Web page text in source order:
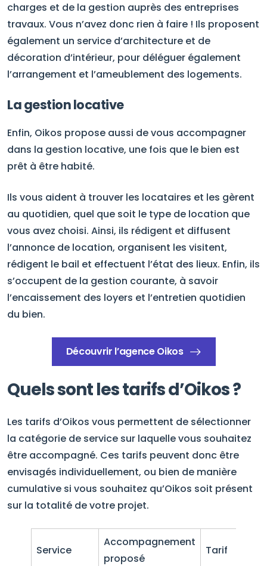
charges et de la gestion auprès des entreprises
travaux. Vous n’avez donc rien à faire ! Ils proposent
également un service d’architecture et de
décoration d’intérieur, pour déléguer également
l’arrangement et l’ameublement des logements.
La gestion locative
Enfin, Oikos propose aussi de vous accompagner
dans la gestion locative, une fois que le bien est
prêt à être habité.
Ils vous aident à trouver les locataires et les gèrent
au quotidien, quel que soit le type de location que
vous avez choisi. Ainsi, ils rédigent et diffusent
l’annonce de location, organisent les visitent,
rédigent le bail et effectuent l’état des lieux. Enfin, ils
s’occupent de la gestion courante, à savoir
l’encaissement des loyers et l’entretien quotidien
du bien.
Découvrir l’agence Oikos
Quels sont les tarifs d’Oikos ?
Les tarifs d’Oikos vous permettent de sélectionner
la catégorie de service sur laquelle vous souhaitez
être accompagné. Ces tarifs peuvent donc être
envisagés individuellement, ou bien de manière
cumulative si vous souhaitez qu’Oikos soit présent
sur la totalité de votre projet.
Service
Accompagnement
proposé
Tarif